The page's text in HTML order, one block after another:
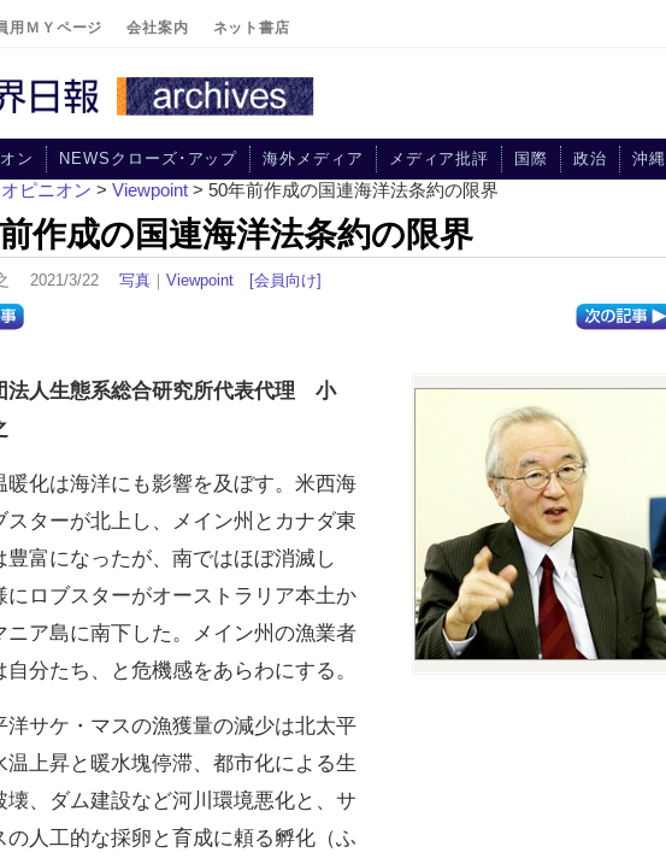
用ＭＹページ 会社案内 ネット書店
ン NEWSクローズ･アップ 海外メディア メディア批評 国際 政治 沖縄
オピニオン > Viewpoint > 50年前作成の国連海洋法条約の限界
作成の国連海洋法条約の限界
2021/3/22 写真 ｜ Viewpoint [会員向け]
法人生態系総合研究所代表代理 小
化は海洋にも影響を及ぼす。米西海
スターが北上し、メイン州とカナダ東
豊富になったが、南ではほぼ消滅し
にロブスターがオーストラリア本土か
ニア島に南下した。メイン州の漁業者
自分たち、と危機感をあらわにする。
サケ・マスの漁獲量の減少は北太平
温上昇と暖水塊停滞、都市化による生
壊、ダム建設など河川環境悪化と、サ
の人工的な採卵と育成に頼る孵化（ふ